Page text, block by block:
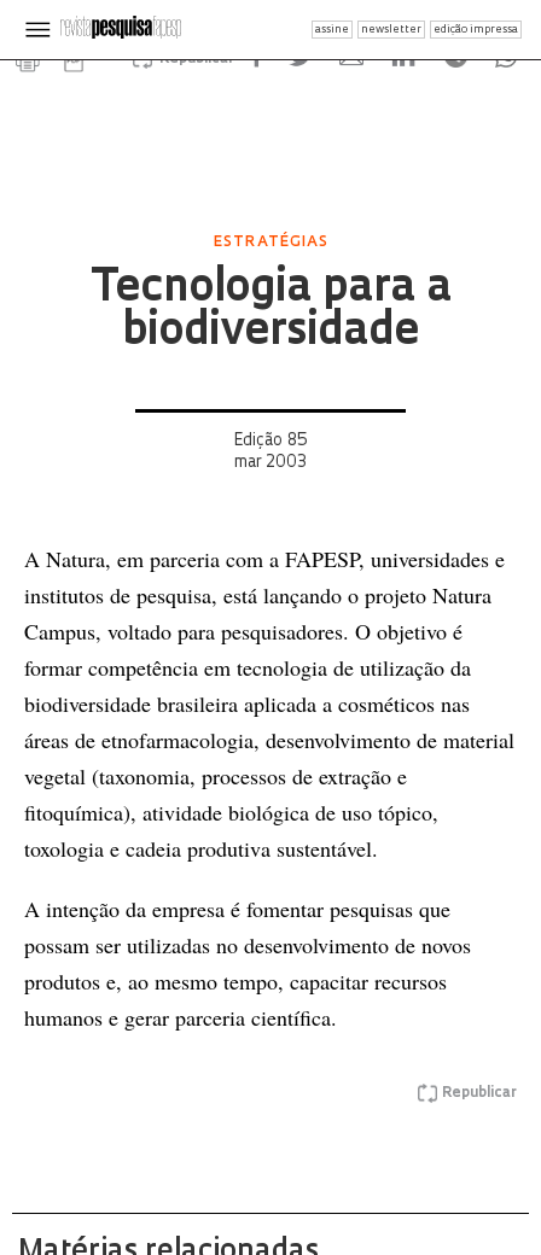
assine newsletter edição impressa
Republicar
ESTRATÉGIAS
Tecnologia para a
biodiversidade
Edição 85
mar 2003
A Natura, em parceria com a FAPESP, universidades e
institutos de pesquisa, está lançando o projeto Natura
Campus, voltado para pesquisadores. O objetivo é
formar competência em tecnologia de utilização da
biodiversidade brasileira aplicada a cosméticos nas
áreas de etnofarmacologia, desenvolvimento de material
vegetal (taxonomia, processos de extração e
fitoquímica), atividade biológica de uso tópico,
toxologia e cadeia produtiva sustentável.
A intenção da empresa é fomentar pesquisas que
possam ser utilizadas no desenvolvimento de novos
produtos e, ao mesmo tempo, capacitar recursos
humanos e gerar parceria científica.
Republicar